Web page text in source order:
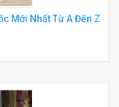
Mới Nhất Từ A Đến Z